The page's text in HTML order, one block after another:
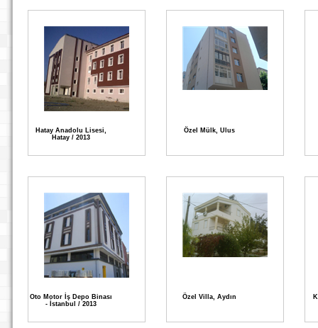
Hatay Anadolu Lisesi,
Hatay / 2013
Özel Mülk, Ulus
Oto Motor İş Depo Binası
- İstanbul / 2013
Özel Villa, Aydın